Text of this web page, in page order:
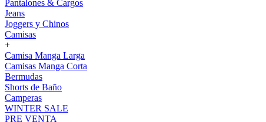
Pantalones & Cargos
Jeans
Joggers y Chinos
Camisas
+
Camisa Manga Larga
Camisas Manga Corta
Bermudas
Shorts de Baño
Camperas
WINTER SALE
PRE VENTA